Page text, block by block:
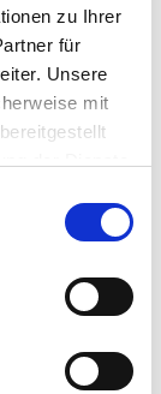
zu Ihrer
für
Unsere
mit
nutzen.